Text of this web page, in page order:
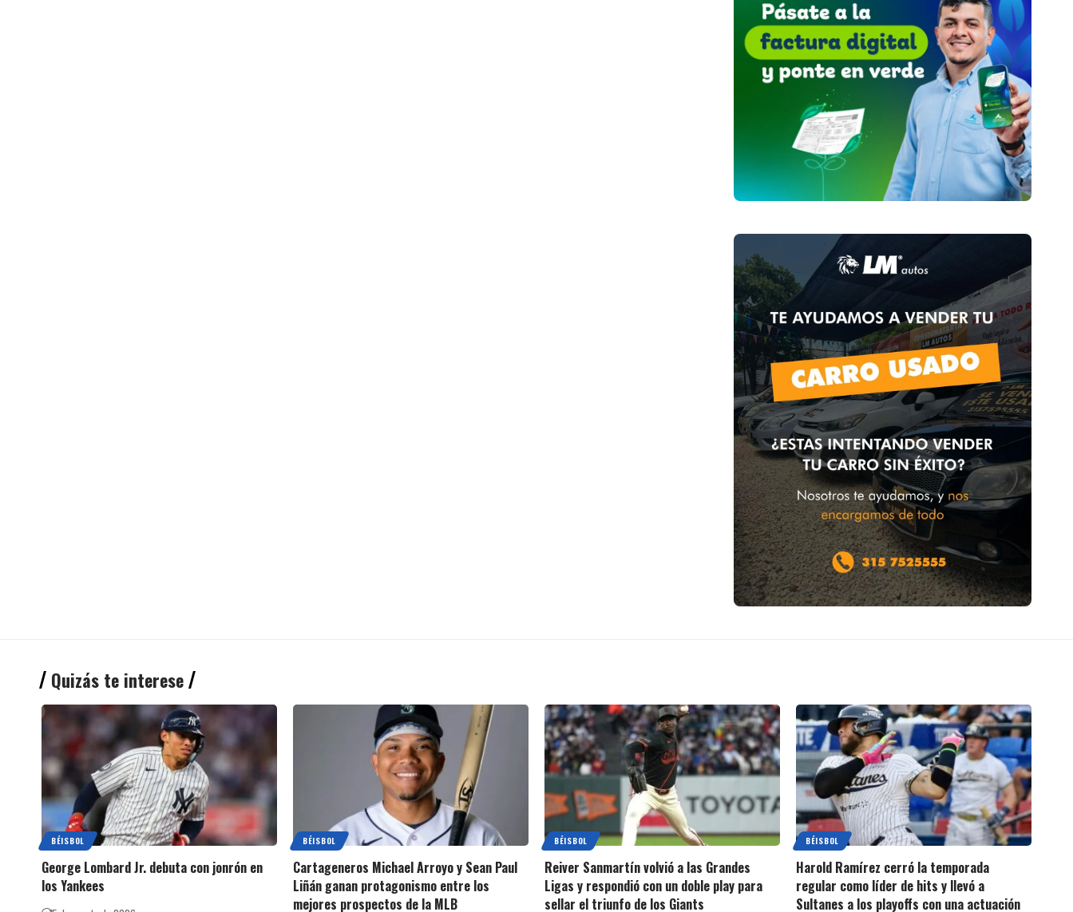
Quizás te interese
BÉISBOL
George Lombard Jr. debuta con jonrón en
los Yankees
BÉISBOL
Cartageneros Michael Arroyo y Sean Paul
Liñán ganan protagonismo entre los
mejores prospectos de la MLB
BÉISBOL
Reiver Sanmartín volvió a las Grandes
Ligas y respondió con un doble play para
sellar el triunfo de los Giants
BÉISBOL
Harold Ramírez cerró la temporada
regular como líder de hits y llevó a
Sultanes a los playoffs con una actuación